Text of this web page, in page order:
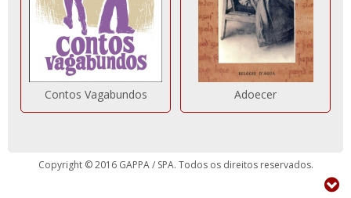
Contos Vagabundos Adoecer
Copyright © 2016 GAPPA / SPA. Todos os direitos reservados.